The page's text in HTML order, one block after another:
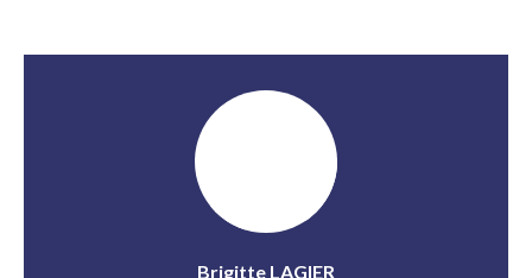
Brigitte LAGIER